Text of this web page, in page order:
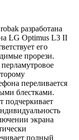
разработана
LG Optimus L3 II
его
прорези.
переливается
блестками.
подчеркивает
экрана
полный